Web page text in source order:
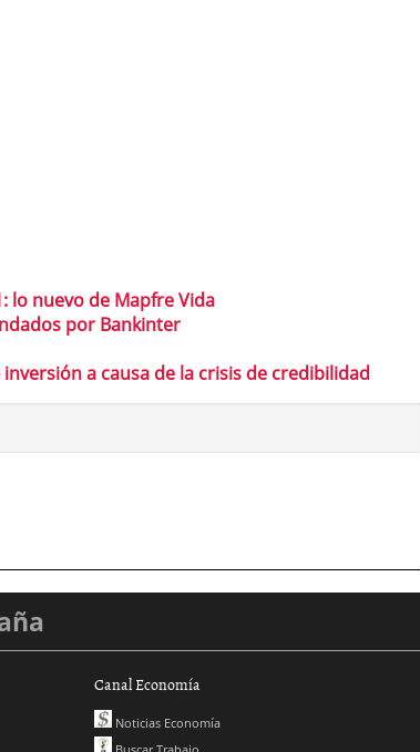
lo nuevo de Mapfre Vida
por Bankinter
a causa de la crisis de credibilidad
Canal Economía
Noticias Economía